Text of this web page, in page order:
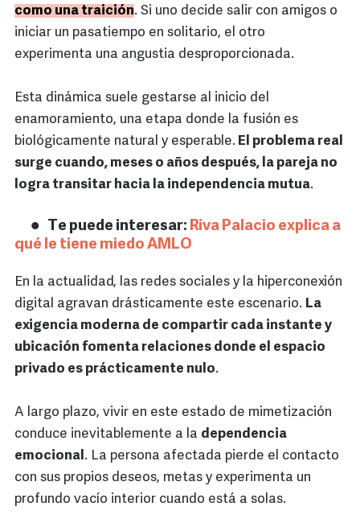
como una traición. Si uno decide salir con amigos o
iniciar un pasatiempo en solitario, el otro
experimenta una angustia desproporcionada.
Esta dinámica suele gestarse al inicio del
enamoramiento, una etapa donde la fusión es
biológicamente natural y esperable. El problema real
surge cuando, meses o años después, la pareja no
logra transitar hacia la independencia mutua.
Te puede interesar: Riva Palacio explica a
qué le tiene miedo AMLO
En la actualidad, las redes sociales y la hiperconexión
digital agravan drásticamente este escenario. La
exigencia moderna de compartir cada instante y
ubicación fomenta relaciones donde el espacio
privado es prácticamente nulo.
A largo plazo, vivir en este estado de mimetización
conduce inevitablemente a la dependencia
emocional. La persona afectada pierde el contacto
con sus propios deseos, metas y experimenta un
profundo vacío interior cuando está a solas.